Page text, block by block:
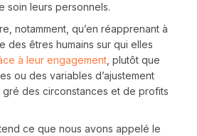
soin leurs personnels.
notamment, qu’en réapprenant à
des êtres humains sur qui elles
à leur engagement, plutôt que
ou des variables d’ajustement
gré des circonstances et de profits
ce que nous avons appelé le